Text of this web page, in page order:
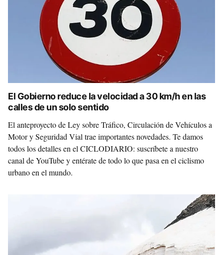
El Gobierno reduce la velocidad a 30 km/h en las
calles de un solo sentido
El anteproyecto de Ley sobre Tráfico, Circulación de Vehículos a
Motor y Seguridad Vial trae importantes novedades. Te damos
todos los detalles en el CICLODIARIO: suscríbete a nuestro
canal de YouTube y entérate de todo lo que pasa en el ciclismo
urbano en el mundo.